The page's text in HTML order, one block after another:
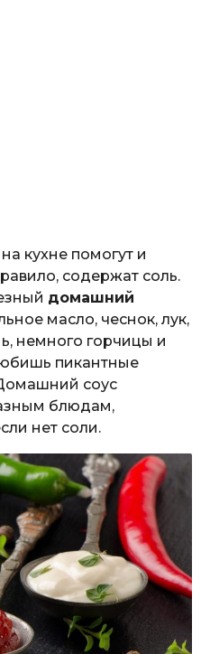
кухне помогут и
содержат соль.
домашний
масло, чеснок, лук,
немного горчицы и
пикантные
соус
блюдам,
нет соли.